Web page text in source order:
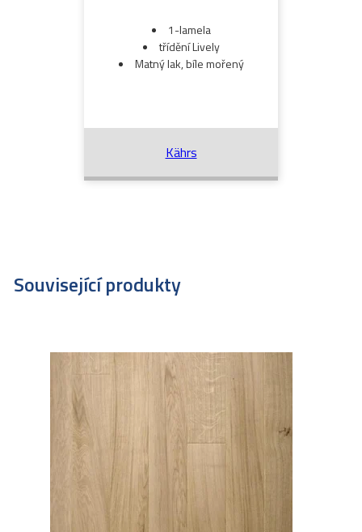
1-lamela
třídění Lively
Matný lak, bíle mořený
Kährs
Související produkty